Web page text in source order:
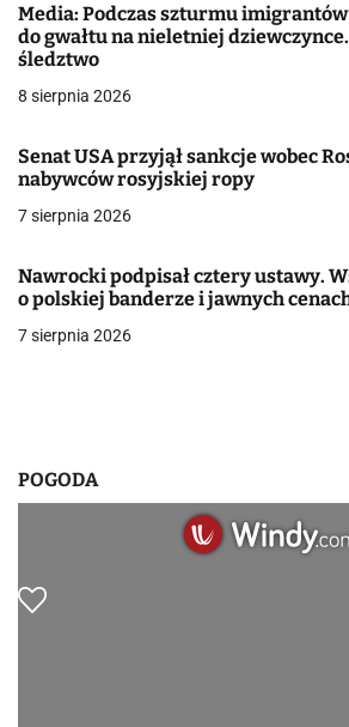
c
j
a
w
p
s
u
Media: Podczas szturmu imigrantów
do gwałtu na nieletniej
śledztwo
8 sierpnia 2026
Senat USA przyjął sankcje wobec
nabywców rosyjskiej ropy
7 sierpnia 2026
Nawrocki podpisał cztery ustawy.
o polskiej banderze i jawnych
7 sierpnia 2026
POGODA